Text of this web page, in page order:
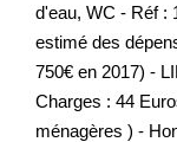
d'eau, WC - Réf :
estimé des
750€ en 2017) -
Charges : 44
ménagères ) -